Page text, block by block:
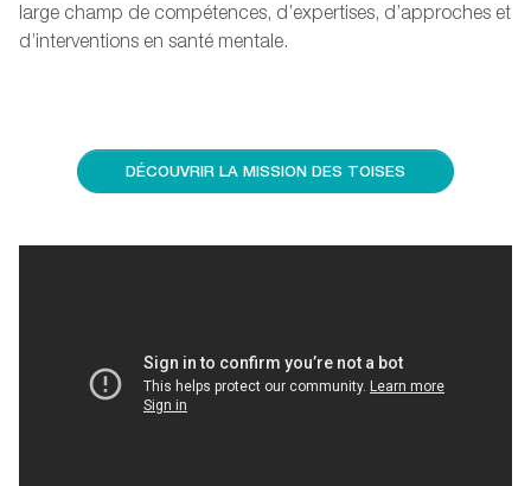
large champ de compétences, d’expertises, d’approches et
d’interventions en santé mentale.
DÉCOUVRIR LA MISSION DES TOISES